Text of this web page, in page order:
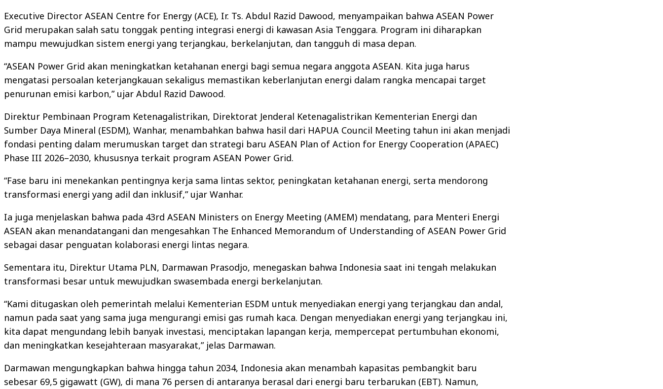
Executive Director ASEAN Centre for Energy (ACE), Ir. Ts. Abdul Razid Dawood, menyampaikan bahwa ASEAN Power
Grid merupakan salah satu tonggak penting integrasi energi di kawasan Asia Tenggara. Program ini diharapkan
mampu mewujudkan sistem energi yang terjangkau, berkelanjutan, dan tangguh di masa depan.
“ASEAN Power Grid akan meningkatkan ketahanan energi bagi semua negara anggota ASEAN. Kita juga harus
mengatasi persoalan keterjangkauan sekaligus memastikan keberlanjutan energi dalam rangka mencapai target
penurunan emisi karbon,” ujar Abdul Razid Dawood.
Direktur Pembinaan Program Ketenagalistrikan, Direktorat Jenderal Ketenagalistrikan Kementerian Energi dan
Sumber Daya Mineral (ESDM), Wanhar, menambahkan bahwa hasil dari HAPUA Council Meeting tahun ini akan menjadi
fondasi penting dalam merumuskan target dan strategi baru ASEAN Plan of Action for Energy Cooperation (APAEC)
Phase III 2026–2030, khususnya terkait program ASEAN Power Grid.
“Fase baru ini menekankan pentingnya kerja sama lintas sektor, peningkatan ketahanan energi, serta mendorong
transformasi energi yang adil dan inklusif,” ujar Wanhar.
Ia juga menjelaskan bahwa pada 43rd ASEAN Ministers on Energy Meeting (AMEM) mendatang, para Menteri Energi
ASEAN akan menandatangani dan mengesahkan The Enhanced Memorandum of Understanding of ASEAN Power Grid
sebagai dasar penguatan kolaborasi energi lintas negara.
Sementara itu, Direktur Utama PLN, Darmawan Prasodjo, menegaskan bahwa Indonesia saat ini tengah melakukan
transformasi besar untuk mewujudkan swasembada energi berkelanjutan.
“Kami ditugaskan oleh pemerintah melalui Kementerian ESDM untuk menyediakan energi yang terjangkau dan andal,
namun pada saat yang sama juga mengurangi emisi gas rumah kaca. Dengan menyediakan energi yang terjangkau ini,
kita dapat mengundang lebih banyak investasi, menciptakan lapangan kerja, mempercepat pertumbuhan ekonomi,
dan meningkatkan kesejahteraan masyarakat,” jelas Darmawan.
Darmawan mengungkapkan bahwa hingga tahun 2034, Indonesia akan menambah kapasitas pembangkit baru
sebesar 69,5 gigawatt (GW), di mana 76 persen di antaranya berasal dari energi baru terbarukan (EBT). Namun,